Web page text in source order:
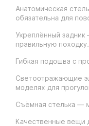
Анатомическая
обязательна для
Укреплённый
правильную походку.
Гибкая подошва с
Светоотражающие
моделях для
Съёмная стелька —
Качественные вещи